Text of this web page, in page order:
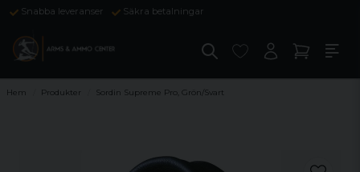
Snabba leveranser Säkra betalningar
Hem Produkter Sordin Supreme Pro, Grön/Svart